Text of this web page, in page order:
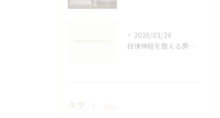
2026/03/24
自律神経を整える男性オイルマッサージ
タグ Tags